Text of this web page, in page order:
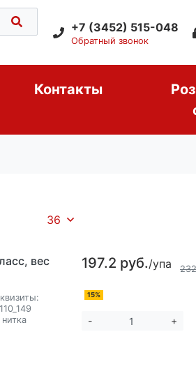
+7 (3452) 515-048
Обратный звонок
Контакты
36
вес 197.2 руб./упа
15%
- +